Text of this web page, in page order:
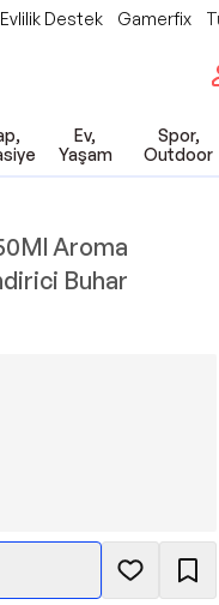
Evlilik Destek Gamerfix
Ev,
Yaşam
Spor,
Outdoor
Aroma
Buhar